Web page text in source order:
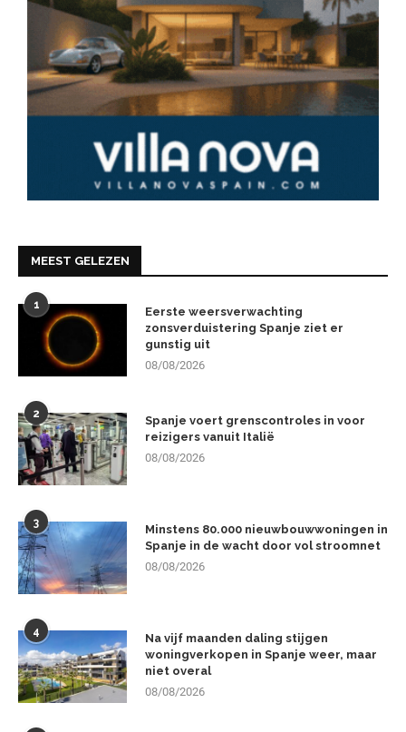
MEEST GELEZEN
1
Eerste weersverwachting
zonsverduistering Spanje ziet er
gunstig uit
08/08/2026
2
Spanje voert grenscontroles in voor
reizigers vanuit Italië
08/08/2026
3
Minstens 80.000 nieuwbouwwoningen in
Spanje in de wacht door vol stroomnet
08/08/2026
4
Na vijf maanden daling stijgen
woningverkopen in Spanje weer, maar
niet overal
08/08/2026